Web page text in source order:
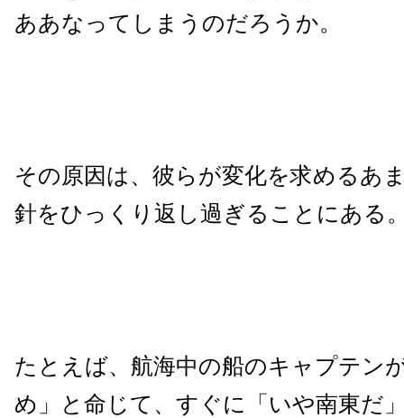
ああなってしまうのだろうか。
その原因は、彼らが変化を求めるあ
針をひっくり返し過ぎることにある
たとえば、航海中の船のキャプテン
め」と命じて、すぐに「いや南東だ